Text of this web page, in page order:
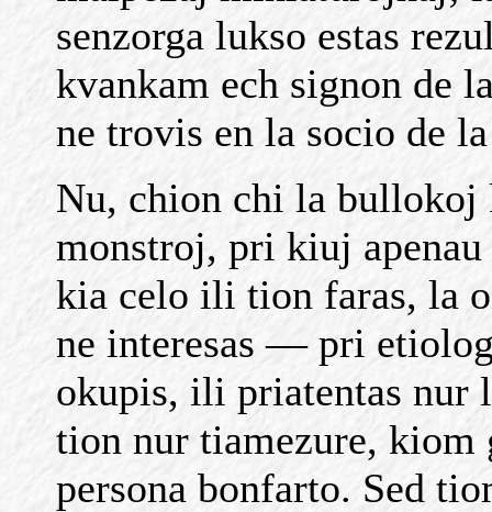
senzorga lukso estas
kvankam ech signon de
ne trovis en la socio de
Nu, chion chi la bullokoj
monstroj, pri kiuj apenau
kia celo ili tion faras, la
ne interesas — pri
okupis, ili priatentas nur
tion nur tiamezure,
persona bonfarto. Sed